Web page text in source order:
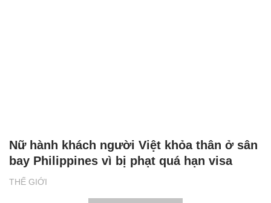
THẾ GIỚI
Nữ hành khách người Việt khỏa thân ở sân
bay Philippines vì bị phạt quá hạn visa